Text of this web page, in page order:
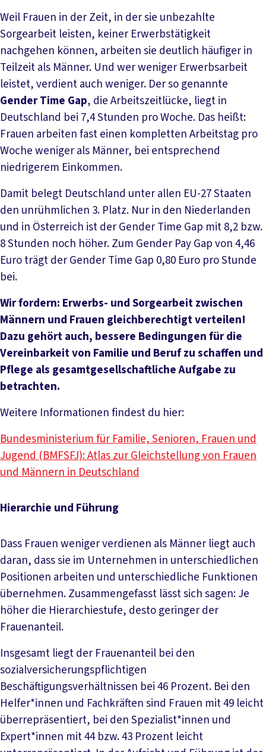
Weil Frauen in der Zeit, in der sie unbezahlte
Sorgearbeit leisten, keiner Erwerbstätigkeit
nachgehen können, arbeiten sie deutlich häufiger in
Teilzeit als Männer. Und wer weniger Erwerbsarbeit
leistet, verdient auch weniger. Der so genannte
Gender Time Gap, die Arbeitszeitlücke, liegt in
Deutschland bei 7,4 Stunden pro Woche. Das heißt:
Frauen arbeiten fast einen kompletten Arbeitstag pro
Woche weniger als Männer, bei entsprechend
niedrigerem Einkommen.
Damit belegt Deutschland unter allen EU-27 Staaten
den unrühmlichen 3. Platz. Nur in den Niederlanden
und in Österreich ist der Gender Time Gap mit 8,2 bzw.
8 Stunden noch höher. Zum Gender Pay Gap von 4,46
Euro trägt der Gender Time Gap 0,80 Euro pro Stunde
bei.
Wir fordern: Erwerbs- und Sorgearbeit zwischen
Männern und Frauen gleichberechtigt verteilen!
Dazu gehört auch, bessere Bedingungen für die
Vereinbarkeit von Familie und Beruf zu schaffen und
Pflege als gesamtgesellschaftliche Aufgabe zu
betrachten.
Weitere Informationen findest du hier:
Bundesministerium für Familie, Senioren, Frauen und
Jugend (BMFSFJ): Atlas zur Gleichstellung von Frauen
und Männern in Deutschland
Hierarchie und Führung
Dass Frauen weniger verdienen als Männer liegt auch
daran, dass sie im Unternehmen in unterschiedlichen
Positionen arbeiten und unterschiedliche Funktionen
übernehmen. Zusammengefasst lässt sich sagen: Je
höher die Hierarchiestufe, desto geringer der
Frauenanteil.
Insgesamt liegt der Frauenanteil bei den
sozialversicherungspflichtigen
Beschäftigungsverhältnissen bei 46 Prozent. Bei den
Helfer*innen und Fachkräften sind Frauen mit 49 leicht
überrepräsentiert, bei den Spezialist*innen und
Expert*innen mit 44 bzw. 43 Prozent leicht